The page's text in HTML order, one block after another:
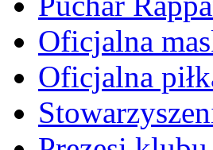
Oficjalna
Oficjalna